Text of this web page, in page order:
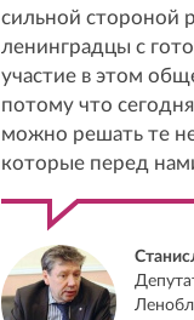
сильной стороной
ленинградцы с
участие в этом
потому что
можно решать те
которые перед